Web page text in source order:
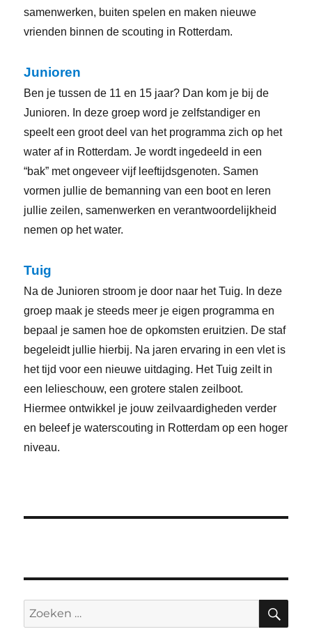
samenwerken, buiten spelen en maken nieuwe
vrienden binnen de scouting in Rotterdam.
Junioren
Ben je tussen de 11 en 15 jaar? Dan kom je bij de
Junioren. In deze groep word je zelfstandiger en
speelt een groot deel van het programma zich op het
water af in Rotterdam. Je wordt ingedeeld in een
“bak” met ongeveer vijf leeftijdsgenoten. Samen
vormen jullie de bemanning van een boot en leren
jullie zeilen, samenwerken en verantwoordelijkheid
nemen op het water.
Tuig
Na de Junioren stroom je door naar het Tuig. In deze
groep maak je steeds meer je eigen programma en
bepaal je samen hoe de opkomsten eruitzien. De staf
begeleidt jullie hierbij. Na jaren ervaring in een vlet is
het tijd voor een nieuwe uitdaging. Het Tuig zeilt in
een lelieschouw, een grotere stalen zeilboot.
Hiermee ontwikkel je jouw zeilvaardigheden verder
en beleef je waterscouting in Rotterdam op een hoger
niveau.
Zoeken
naar: